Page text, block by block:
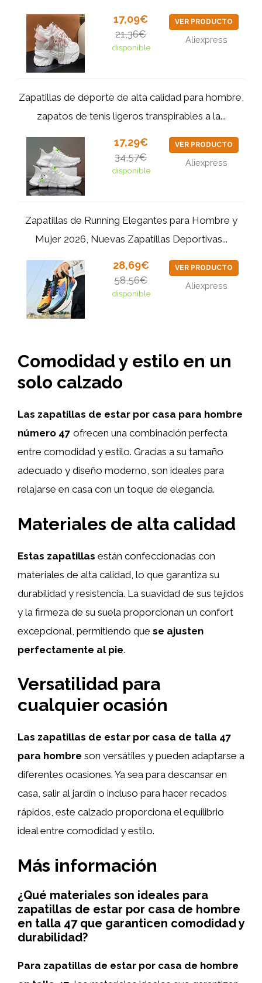
17,09€
21,36€
disponible
VER PRODUCTO
Aliexpress
Zapatillas de deporte de alta calidad para hombre,
zapatos de tenis ligeros transpirables a la...
17,29€
34,57€
disponible
VER PRODUCTO
Aliexpress
Zapatillas de Running Elegantes para Hombre y
Mujer 2026, Nuevas Zapatillas Deportivas...
28,69€
58,56€
disponible
VER PRODUCTO
Aliexpress
Comodidad y estilo en un
solo calzado
Las zapatillas de estar por casa para hombre
número 47 ofrecen una combinación perfecta
entre comodidad y estilo. Gracias a su tamaño
adecuado y diseño moderno, son ideales para
relajarse en casa con un toque de elegancia.
Materiales de alta calidad
Estas zapatillas están confeccionadas con
materiales de alta calidad, lo que garantiza su
durabilidad y resistencia. La suavidad de sus tejidos
y la firmeza de su suela proporcionan un confort
excepcional, permitiendo que se ajusten
perfectamente al pie.
Versatilidad para
cualquier ocasión
Las zapatillas de estar por casa de talla 47
para hombre son versátiles y pueden adaptarse a
diferentes ocasiones. Ya sea para descansar en
casa, salir al jardín o incluso para hacer recados
rápidos, este calzado proporciona el equilibrio
ideal entre comodidad y estilo.
Más información
¿Qué materiales son ideales para
zapatillas de estar por casa de hombre
en talla 47 que garanticen comodidad y
durabilidad?
Para zapatillas de estar por casa de hombre